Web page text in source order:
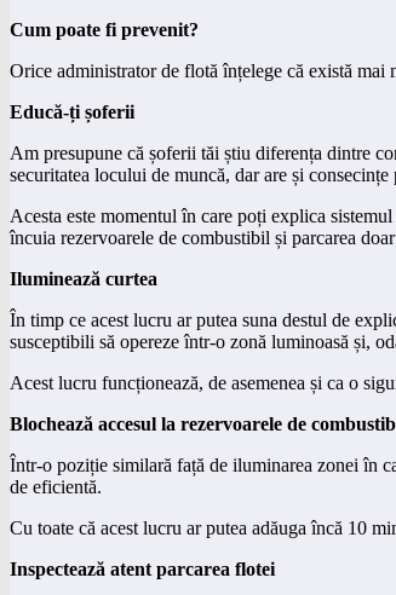
Cum poate fi prevenit?
Orice administrator de flotă înțelege că există
Educă-ți șoferii
Am presupune că șoferii tăi știu diferența dintre
securitatea locului de muncă, dar are și
Acesta este momentul în care poți explica
încuia rezervoarele de combustibil și parcarea
Iluminează curtea
În timp ce acest lucru ar putea suna destul de
susceptibili să opereze într-o zonă luminoasă și,
Acest lucru funcționează, de asemenea și ca o
Blochează accesul la rezervoarele de
Într-o poziție similară față de iluminarea zonei în
de eficientă.
Cu toate că acest lucru ar putea adăuga încă 10
Inspectează atent parcarea flotei